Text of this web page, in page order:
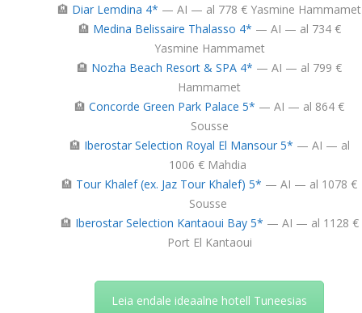
🏨 Diar Lemdina 4* — AI — al 778 € Yasmine Hammamet
🏨 Medina Belissaire Thalasso 4* — AI — al 734 €
Yasmine Hammamet
🏨 Nozha Beach Resort & SPA 4* — AI — al 799 €
Hammamet
🏨 Concorde Green Park Palace 5* — AI — al 864 €
Sousse
🏨 Iberostar Selection Royal El Mansour 5* — AI — al
1006 € Mahdia
🏨 Tour Khalef (ex. Jaz Tour Khalef) 5* — AI — al 1078 €
Sousse
🏨 Iberostar Selection Kantaoui Bay 5* — AI — al 1128 €
Port El Kantaoui
Leia endale ideaalne hotell Tuneesias